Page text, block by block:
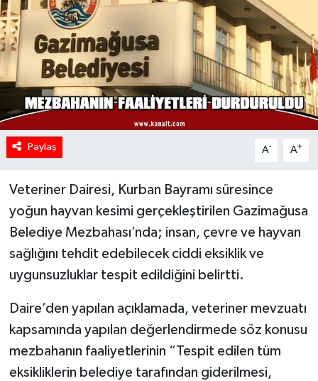
Paylaş A- A+
Veteriner Dairesi, Kurban Bayramı süresince
yoğun hayvan kesimi gerçekleştirilen Gazimağusa
Belediye Mezbahası’nda; insan, çevre ve hayvan
sağlığını tehdit edebilecek ciddi eksiklik ve
uygunsuzluklar tespit edildiğini belirtti.
Daire’den yapılan açıklamada, veteriner mevzuatı
kapsamında yapılan değerlendirmede söz konusu
mezbahanın faaliyetlerinin “Tespit edilen tüm
eksikliklerin belediye tarafından giderilmesi,